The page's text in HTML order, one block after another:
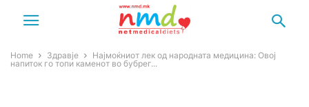
Home Здравје
Најмоќниот лек од народната медицина: Овој
напиток го топи каменот во бубрег...